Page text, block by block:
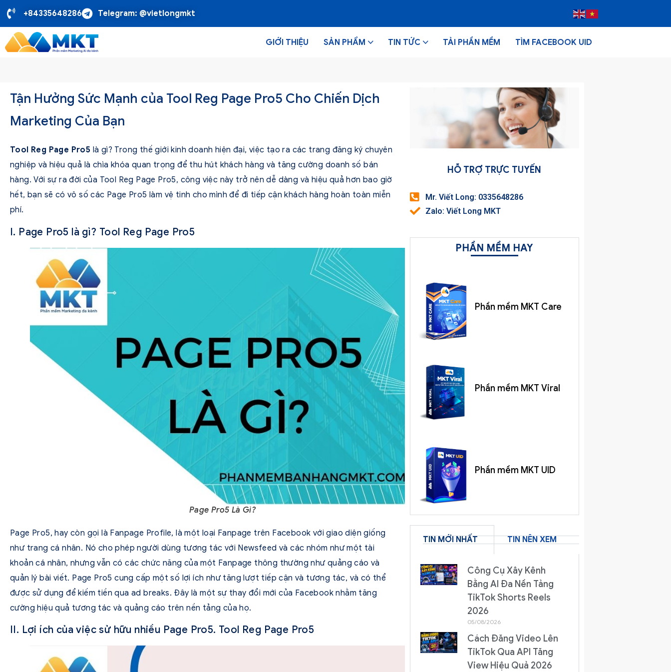
+84335648286 Telegram: @vietlongmkt
GIỚI THIỆU SẢN PHẨM TIN TỨC TẢI PHẦN MỀM TÌM FACEBOOK UID
Tận Hưởng Sức Mạnh của Tool Reg Page Pro5 Cho Chiến Dịch
Marketing Của Bạn
Tool Reg Page Pro5 là gì? Trong thế giới kinh doanh hiện đại, việc tạo ra các trang đăng ký chuyên
nghiệp và hiệu quả là chìa khóa quan trọng để thu hút khách hàng và tăng cường doanh số bán
hàng. Với sự ra đời của Tool Reg Page Pro5, công việc này trở nên dễ dàng và hiệu quả hơn bao giờ
hết, bạn sẽ có vô số các Page Pro5 làm vệ tinh cho mình để đi tiếp cận khách hàng hoàn toàn miễn
phí.
I. Page Pro5 là gì? Tool Reg Page Pro5
Page Pro5 Là Gì?
Page Pro5, hay còn gọi là Fanpage Profile, là một loại Fanpage trên Facebook với giao diện giống
như trang cá nhân. Nó cho phép người dùng tương tác với Newsfeed và các nhóm như một tài
khoản cá nhân, nhưng vẫn có các chức năng của một Fanpage thông thường như quảng cáo và
quản lý bài viết. Page Pro5 cung cấp một số lợi ích như tăng lượt tiếp cận và tương tác, và có thể
được sử dụng để kiếm tiền qua ad breaks. Đây là một sự thay đổi mới của Facebook nhằm tăng
cường hiệu quả tương tác và quảng cáo trên nền tảng của họ.
II. Lợi ích của việc sử hữu nhiều Page Pro5. Tool Reg Page Pro5
HỖ TRỢ TRỰC TUYẾN
Mr. Viết Long: 0335648286
Zalo: Viết Long MKT
PHẦN MỀM HAY
Phần mềm MKT Care
Phần mềm MKT Viral
Phần mềm MKT UID
TIN MỚI NHẤT TIN NÊN XEM
Công Cụ Xây Kênh
Bằng AI Đa Nền Tảng
TikTok Shorts Reels
2026
05/08/2026
Cách Đăng Video Lên
TikTok Qua API Tăng
View Hiệu Quả 2026